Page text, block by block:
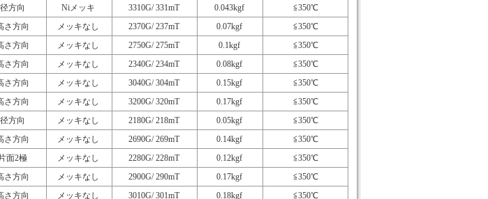
径方向 Niメッキ 3310G/ 331mT 0.043kgf
≦350℃
さ方向 メッキなし 2370G/ 237mT 0.07kgf
≦350℃
さ方向 メッキなし 2750G/ 275mT 0.1kgf
≦350℃
さ方向 メッキなし 2340G/ 234mT 0.08kgf
≦350℃
さ方向 メッキなし 3040G/ 304mT 0.15kgf
≦350℃
さ方向 メッキなし 3200G/ 320mT 0.17kgf
≦350℃
径方向 メッキなし 2180G/ 218mT 0.05kgf
≦350℃
さ方向 メッキなし 2690G/ 269mT 0.14kgf
≦350℃
片面2極 メッキなし 2280G/ 228mT 0.12kgf
≦350℃
さ方向 メッキなし 2900G/ 290mT 0.17kgf
≦350℃
さ方向 メッキなし 3010G/ 301mT 0.18kgf
≦350℃